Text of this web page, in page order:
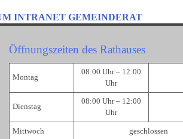
INTRANET GEMEINDERAT
Öffnungszeiten des Rathauses
Montag
08:00 Uhr – 12:00
Uhr
Dienstag
08:00 Uhr – 12:00
Uhr
Mittwoch geschlossen